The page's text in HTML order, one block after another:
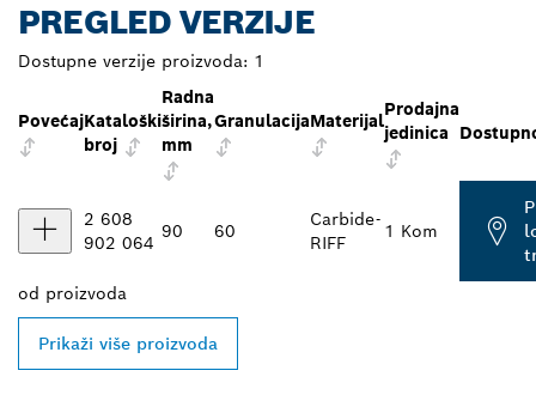
PREGLED VERZIJE
Dostupne verzije proizvoda: 1
PovećajKataloški
broj
Radna
širina,
mm
GranulacijaMaterijal
Prodajna
jedinica
2 608
902 064
90 60
Carbide-
RIFF
1 Kom
od proizvoda
Prikaži više proizvoda